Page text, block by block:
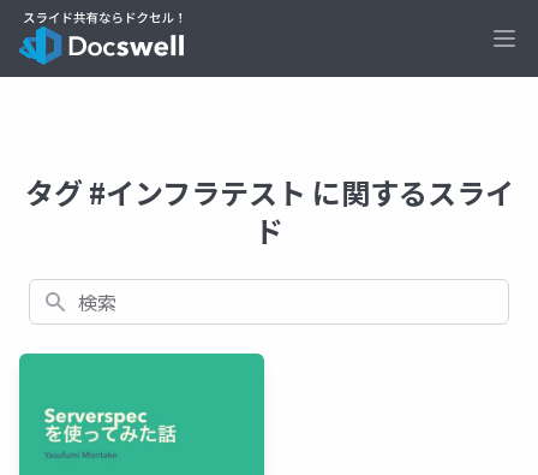
タグ #インフラテスト に関するスライ
ド
検索